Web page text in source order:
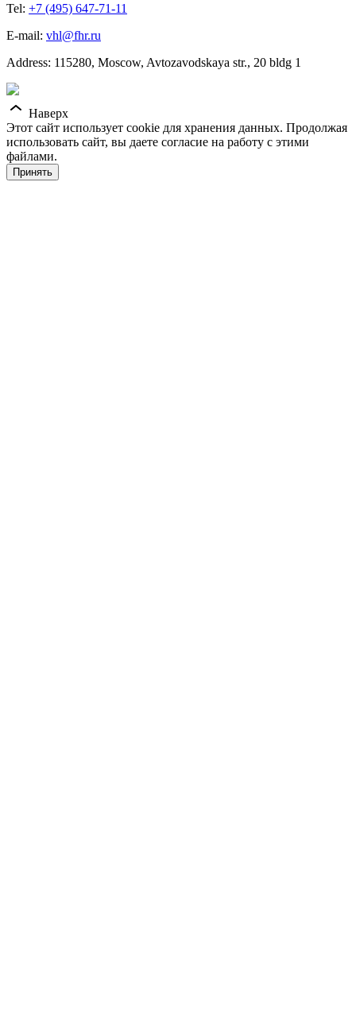
Tel: +7 (495) 647-71-11
E-mail: vhl@fhr.ru
Address: 115280, Moscow, Avtozavodskaya str., 20 bldg 1
Наверх
Этот сайт использует cookie для хранения данных. Продолжая
использовать сайт, вы даете согласие на работу с этими
файлами.
Принять